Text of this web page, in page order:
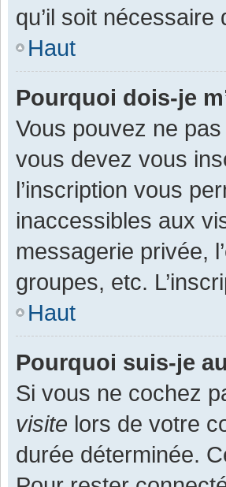
qu’il soit nécessaire
Haut
Pourquoi dois-je
Vous pouvez ne
vous devez vous
l’inscription vous
inaccessibles aux
messagerie privée,
groupes, etc.
Haut
Pourquoi suis-je
Si vous ne cochez
visite lors de votre
durée déterminée.